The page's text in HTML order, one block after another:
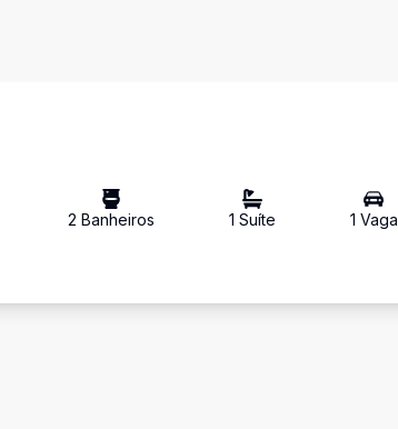
2 Banheiros 1 Suíte 1 Vaga